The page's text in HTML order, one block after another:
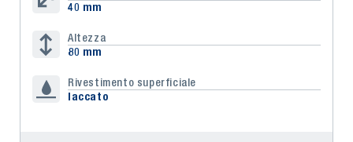
40 mm
Altezza
80 mm
Rivestimento superficiale
laccato